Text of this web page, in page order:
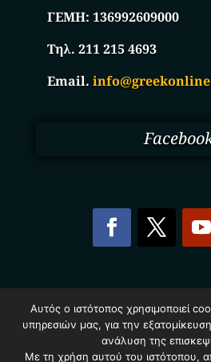
ΓΕΜΗ:136992609000
Τηλ. 211 215 4693
Email.
Επιχειρήσεων Ελλάδας –
Reserved.
Όροι & Προυποθέσεις–
Δεδομένων–
Αυτός ο ιστότοπος χρησιμοποιεί
υπηρεσιών μας, για την
ανάλυση της
Με τη χρήση αυτού του ιστότοπου,